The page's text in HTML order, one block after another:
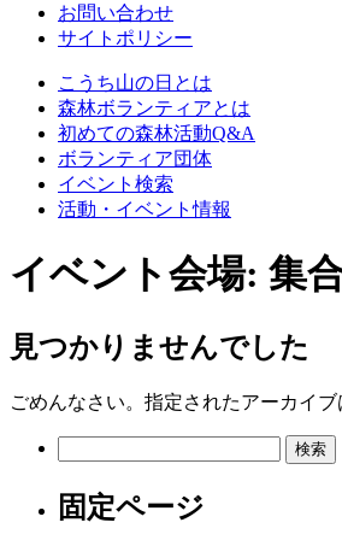
お問い合わせ
サイトポリシー
こうち山の日とは
森林ボランティアとは
初めての森林活動Q&A
ボランティア団体
イベント検索
活動・イベント情報
イベント会場: 集
見つかりませんでした
ごめんなさい。指定されたアーカイブ
固定ページ